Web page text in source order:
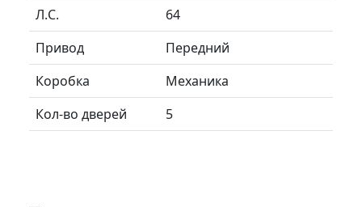
Л.C.
64
Привод
Передний
Коробка
Механика
Кол-во дверей
5